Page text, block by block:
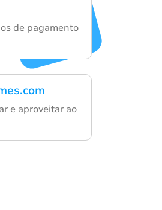
de pagamento
e aproveitar ao